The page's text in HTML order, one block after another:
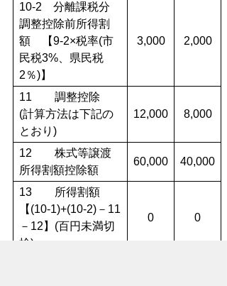
10-2 分離課税分
調整控除前所得割
額 【9-2×税率(市
民税3%、県民税
2％)】
3,000 2,000
11 調整控除
(計算方法は下記の
とおり)
12,000 8,000
12 株式等譲渡
所得割額控除額
60,000 40,000
13 所得割額
【(10-1)+(10-2)－11
－12】(百円未満切
捨)
0 0